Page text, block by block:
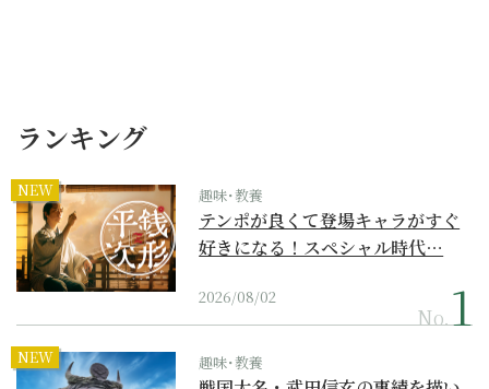
ランキング
NEW 趣味･教養
テンポが良くて登場キャラがすぐ
好きになる！スペシャル時代…
2026/08/02
No.
NEW 趣味･教養